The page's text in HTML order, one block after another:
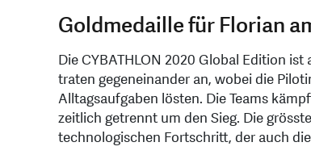
Goldmedaille für Florian
Die CYBATHLON 2020 Global Edition ist
traten gegeneinander an, wobei die
Alltagsaufgaben lösten. Die Teams
zeitlich getrennt um den Sieg. Die
technologischen Fortschritt, der auch